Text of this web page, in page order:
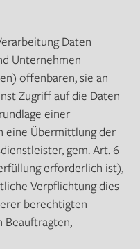
Daten
Unternehmen
offenbaren, sie an
Zugriff auf die Daten
einer
eine Übermittlung der
gem. Art. 6
erforderlich ist),
Verpflichtung dies
berechtigten
Beauftragten,